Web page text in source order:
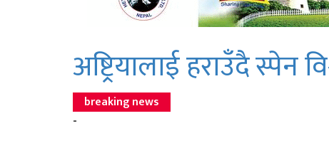
अष्ट्रियालाई हराउँदै स्पेन
breaking news
-